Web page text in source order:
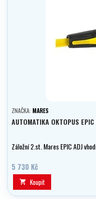
ZNAČKA: MARES
AUTOMATIKA OKTOPUS EPIC
Záložní 2.st. Mares EPIC ADJ
5 730 Kč
 Koupit